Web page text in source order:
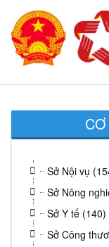
Sở Nội vụ
Sở Nông
Sở Y tế (140)
Sở Công